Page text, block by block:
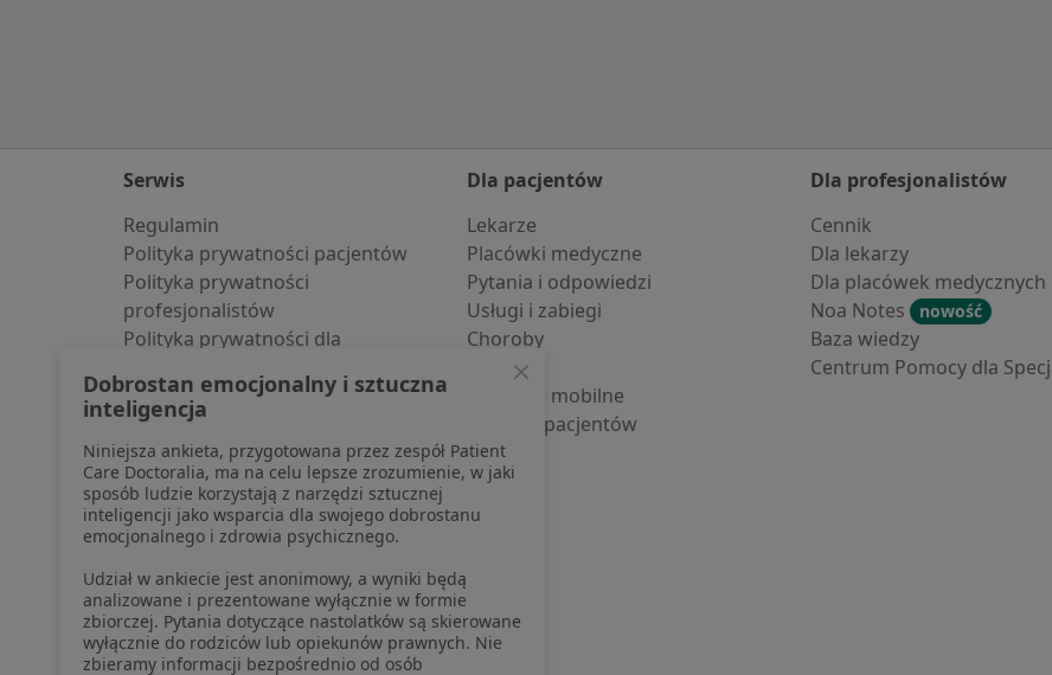
Serwis
Regulamin
Polityka prywatności pacjentów
Polityka prywatności
profesjonalistów
Polityka prywatności dla
pozyskaliśmy samodzielnie
Polityka cookies
Jak działają wyniki wyszukiwania
Dostępność
O nas
Praca Rekrutujemy!
Partnerzy
Centrum prasowe
Kontakt
Dla pacjentów
Lekarze
Placówki medyczne
Pytania i odpowiedzi
Usługi i zabiegi
Choroby
Pomoc
Aplikacje mobilne
Blog dla pacjentów
Dla profesjonalistów
Cennik
Dla lekarzy
Dla placówek medycznych
Noa Notes
nowość
Baza wiedzy
Centrum Pomocy dla
Dobrostan emocjonalny i sztuczna
inteligencja
Niniejsza ankieta, przygotowana przez zespół Patient
Care Doctoralia, ma na celu lepsze zrozumienie, w jaki
sposób ludzie korzystają z narzędzi sztucznej
inteligencji jako wsparcia dla swojego dobrostanu
emocjonalnego i zdrowia psychicznego.
Udział w ankiecie jest anonimowy, a wyniki będą
analizowane i prezentowane wyłącznie w formie
zbiorczej. Pytania dotyczące nastolatków są skierowane
wyłącznie do rodziców lub opiekunów prawnych. Nie
zbieramy informacji bezpośrednio od osób